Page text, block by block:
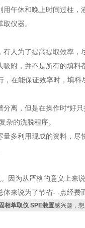
用午休和晚上时间过柱
仪器。
有人为了提高提取效率
附，并不是所有的填料
在能保证效率时，填料
分离，但是在操作时*好
杂的洗脱程序。
量多利用现成的资料，
因为从严格的意义上来
来说为了节省- -点经费
相萃取仪 SPE装置感兴趣，